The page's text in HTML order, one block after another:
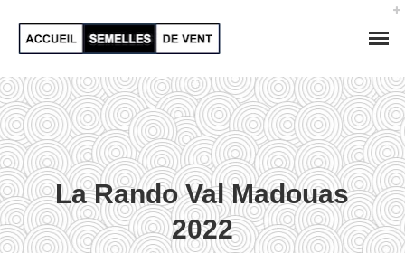
La Rando Val Madouas
2022